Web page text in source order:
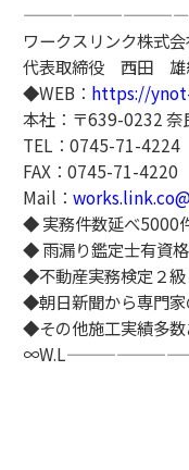
——————————
ワークスリンク株式
代表取締役 西田 雄
◆WEB： https://
本社：〒639-0232 奈
TEL：0745-71-4224
FAX：0745-71-4220
Mail：
◆ 実務件数延べ5000
◆ 雨漏り鑑定士有資
◆不動産実務検定２級
◆朝日新聞から専門
◆その他施工実績多数